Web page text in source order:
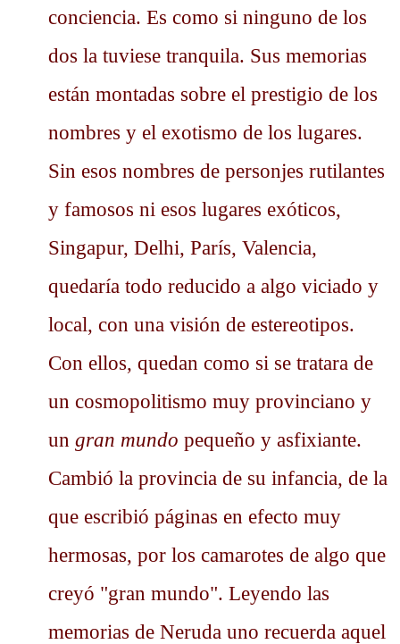
conciencia. Es como si ninguno de los
dos la tuviese tranquila. Sus memorias
están montadas sobre el prestigio de los
nombres y el exotismo de los lugares.
Sin esos nombres de personjes rutilantes
y famosos ni esos lugares exóticos,
Singapur, Delhi, París, Valencia,
quedaría todo reducido a algo viciado y
local, con una visión de estereotipos.
Con ellos, quedan como si se tratara de
un cosmopolitismo muy provinciano y
un gran mundo pequeño y asfixiante.
Cambió la provincia de su infancia, de la
que escribió páginas en efecto muy
hermosas, por los camarotes de algo que
creyó "gran mundo". Leyendo las
memorias de Neruda uno recuerda aquel